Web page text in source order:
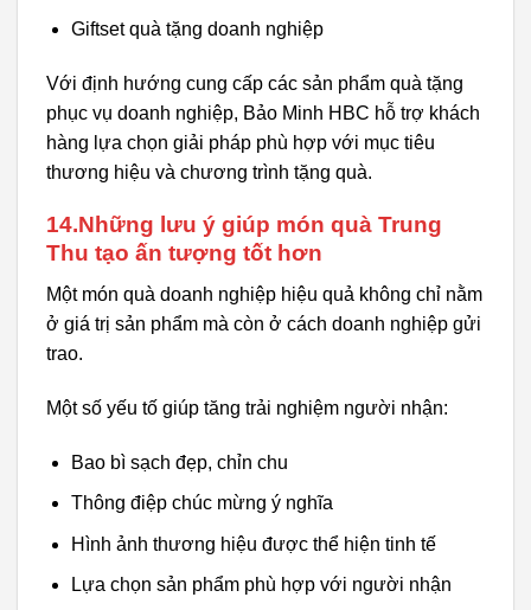
Giftset quà tặng doanh nghiệp
Với định hướng cung cấp các sản phẩm quà tặng
phục vụ doanh nghiệp, Bảo Minh HBC hỗ trợ khách
hàng lựa chọn giải pháp phù hợp với mục tiêu
thương hiệu và chương trình tặng quà.
14.Những lưu ý giúp món quà Trung
Thu tạo ấn tượng tốt hơn
Một món quà doanh nghiệp hiệu quả không chỉ nằm
ở giá trị sản phẩm mà còn ở cách doanh nghiệp gửi
trao.
Một số yếu tố giúp tăng trải nghiệm người nhận:
Bao bì sạch đẹp, chỉn chu
Thông điệp chúc mừng ý nghĩa
Hình ảnh thương hiệu được thể hiện tinh tế
Lựa chọn sản phẩm phù hợp với người nhận